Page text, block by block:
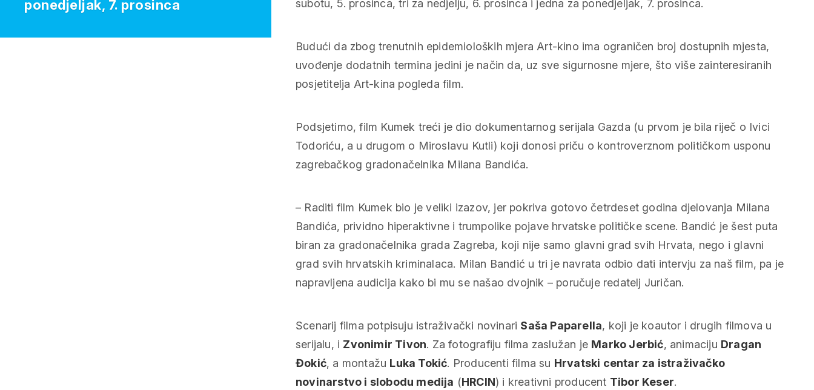
subotu, 5. prosinca, tri za nedjelju, 6. prosinca i jedna za ponedjeljak, 7. prosinca.
Budući da zbog trenutnih epidemioloških mjera Art-kino ima ograničen broj dostupnih mjesta,
uvođenje dodatnih termina jedini je način da, uz sve sigurnosne mjere, što više zainteresiranih
posjetitelja Art-kina pogleda film.
Podsjetimo, film Kumek treći je dio dokumentarnog serijala Gazda (u prvom je bila riječ o Ivici
Todoriću, a u drugom o Miroslavu Kutli) koji donosi priču o kontroverznom političkom usponu
zagrebačkog gradonačelnika Milana Bandića.
– Raditi film Kumek bio je veliki izazov, jer pokriva gotovo četrdeset godina djelovanja Milana
Bandića, prividno hiperaktivne i trumpolike pojave hrvatske političke scene. Bandić je šest puta
biran za gradonačelnika grada Zagreba, koji nije samo glavni grad svih Hrvata, nego i glavni
grad svih hrvatskih kriminalaca. Milan Bandić u tri je navrata odbio dati intervju za naš film, pa je
napravljena audicija kako bi mu se našao dvojnik – poručuje redatelj Juričan.
Scenarij filma potpisuju istraživački novinari Saša Paparella, koji je koautor i drugih filmova u
serijalu, i Zvonimir Tivon. Za fotografiju filma zaslužan je Marko Jerbić, animaciju Dragan
Đokić, a montažu Luka Tokić. Producenti filma su Hrvatski centar za istraživačko
novinarstvo i slobodu medija (HRCIN) i kreativni producent Tibor Keser.
ponedjeljak, 7. prosinca